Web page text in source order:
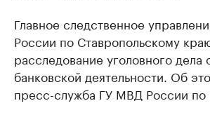
Главное следственное
России по Ставропольскому
расследование уголовного дела
банковской деятельности. Об
пресс-служба ГУ МВД России по